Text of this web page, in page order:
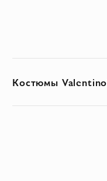
Костюмы Valentino